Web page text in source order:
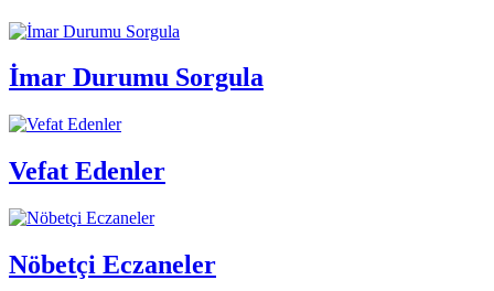
İmar Durumu Sorgula
Vefat Edenler
Nöbetçi Eczaneler